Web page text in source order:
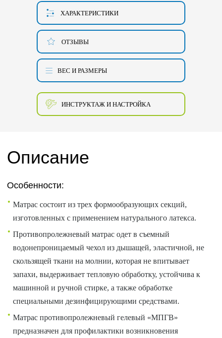
ХАРАКТЕРИСТИКИ
ОТЗЫВЫ
ВЕС И РАЗМЕРЫ
ИНСТРУКТАЖ И НАСТРОЙКА
Описание
Особенности:
Матрас состоит из трех формообразующих секций,
изготовленных с применением натурального латекса.
Противопролежневый матрас одет в съемный
водонепроницаемый чехол из дышащей, эластичной, не
скользящей ткани на молнии, которая не впитывает
запахи, выдерживает тепловую обработку, устойчива к
машинной и ручной стирке, а также обработке
специальными дезинфицирующими средствами.
Матрас противопролежневый гелевый «МПГВ»
предназначен для профилактики возникновения